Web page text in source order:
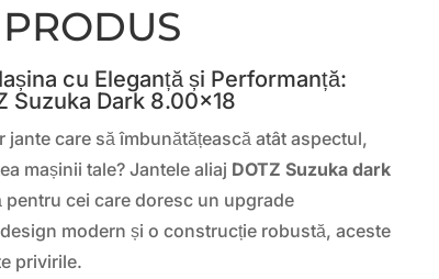
cu Eleganță și Performanță:
Suzuka Dark 8.00×18
jante care să îmbunătățească atât aspectul,
mașinii tale? Jantele aliaj DOTZ Suzuka dark
pentru cei care doresc un upgrade
modern și o construcție robustă, aceste
privirile.